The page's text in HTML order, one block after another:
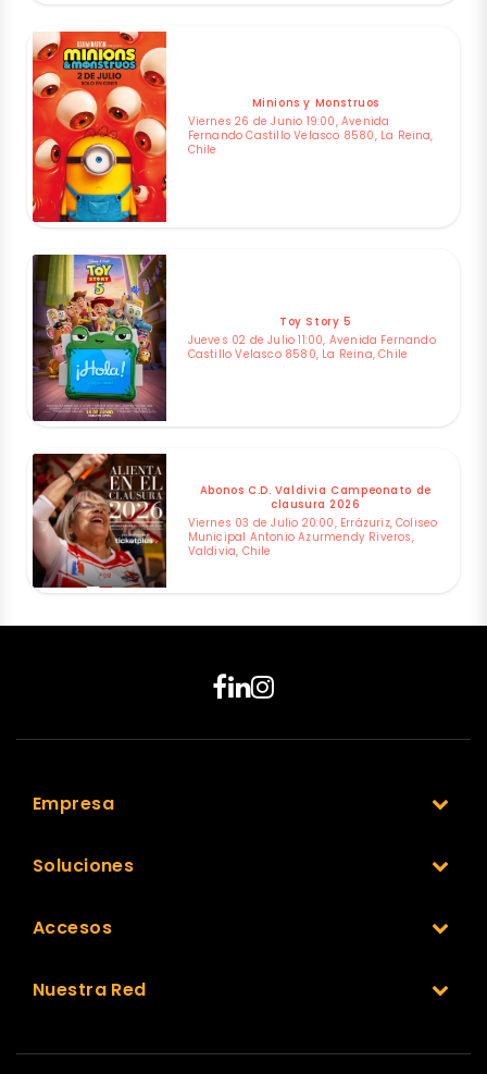
Minions y Monstruos
Viernes 26 de Junio 19:00, Avenida
Fernando Castillo Velasco 8580, La Reina,
Chile
Toy Story 5
Jueves 02 de Julio 11:00, Avenida Fernando
Castillo Velasco 8580, La Reina, Chile
Abonos C.D. Valdivia Campeonato de
clausura 2026
Viernes 03 de Julio 20:00, Errázuriz, Coliseo
Municipal Antonio Azurmendy Riveros,
Valdivia, Chile
Empresa
Soluciones
Accesos
Nuestra Red